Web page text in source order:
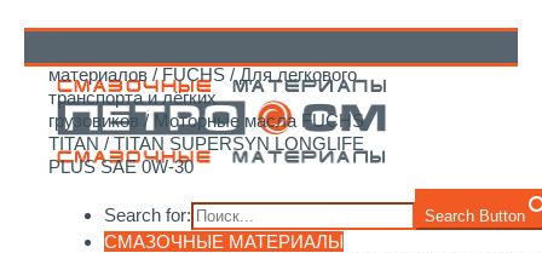
Search for: Search Button
СМАЗОЧНЫЕ МАТЕРИАЛЫ
материалов/FUCHS/Для легкового
транспорта и лёгких
грузовиков / Моторные масла FUCHS
TITAN / TITAN SUPERSYN LONGLIFE
PLUS SAE 0W‑30